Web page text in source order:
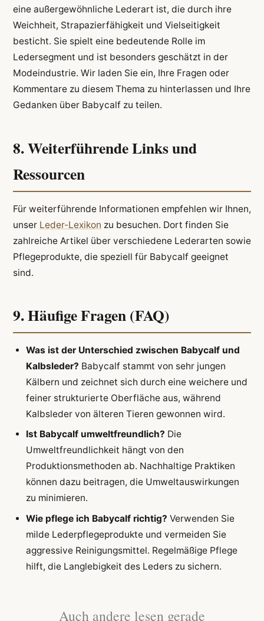
eine außergewöhnliche Lederart ist, die durch ihre
Weichheit, Strapazierfähigkeit und Vielseitigkeit
besticht. Sie spielt eine bedeutende Rolle im
Ledersegment und ist besonders geschätzt in der
Modeindustrie. Wir laden Sie ein, Ihre Fragen oder
Kommentare zu diesem Thema zu hinterlassen und Ihre
Gedanken über Babycalf zu teilen.
8. Weiterführende Links und
Ressourcen
Für weiterführende Informationen empfehlen wir Ihnen,
unser Leder-Lexikon zu besuchen. Dort finden Sie
zahlreiche Artikel über verschiedene Lederarten sowie
Pflegeprodukte, die speziell für Babycalf geeignet
sind.
9. Häufige Fragen (FAQ)
Was ist der Unterschied zwischen Babycalf und
Kalbsleder? Babycalf stammt von sehr jungen
Kälbern und zeichnet sich durch eine weichere und
feiner strukturierte Oberfläche aus, während
Kalbsleder von älteren Tieren gewonnen wird.
Ist Babycalf umweltfreundlich? Die
Umweltfreundlichkeit hängt von den
Produktionsmethoden ab. Nachhaltige Praktiken
können dazu beitragen, die Umweltauswirkungen
zu minimieren.
Wie pflege ich Babycalf richtig? Verwenden Sie
milde Lederpflegeprodukte und vermeiden Sie
aggressive Reinigungsmittel. Regelmäßige Pflege
hilft, die Langlebigkeit des Leders zu sichern.
Auch andere lesen gerade